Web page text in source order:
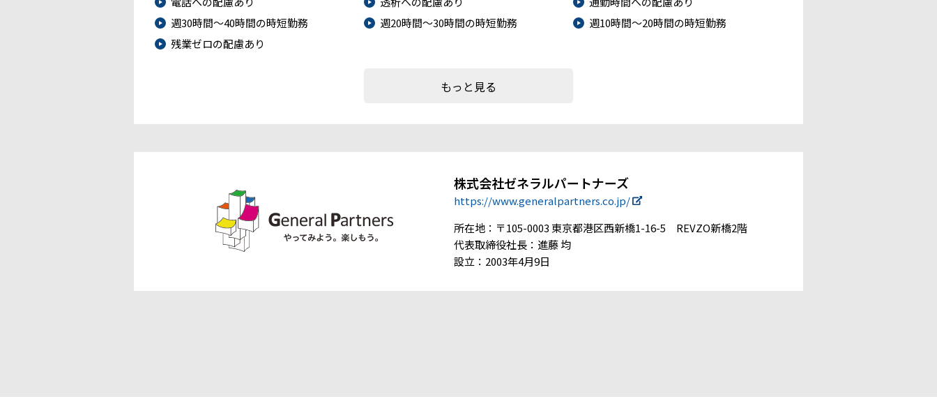
週30時間～40時間の時短勤務
週20時間～30時間の時短勤務
週10時間～20時間の時短勤務
残業ゼロの配慮あり
もっと見る
株式会社ゼネラルパートナーズ
https://www.generalpartners.co.jp/
所在地：〒105-0003 東京都港区西新橋1-16-5 REVZO新橋2階
代表取締役社長：進藤 均
設立：2003年4月9日